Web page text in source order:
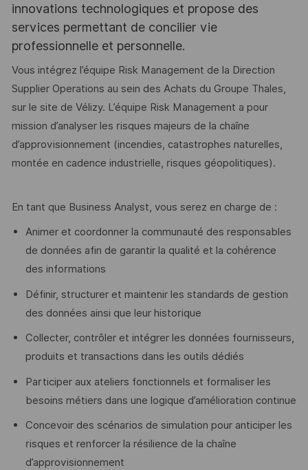
innovations technologiques et propose des
services permettant de concilier vie
professionnelle et personnelle.
Vous intégrez l’équipe Risk Management de la Direction
Supplier Operations au sein des Achats du Groupe Thales,
sur le site de Vélizy. L’équipe Risk Management a pour
mission d’analyser les risques majeurs de la chaîne
d’approvisionnement (incendies, catastrophes naturelles,
montée en cadence industrielle, risques géopolitiques).
En tant que Business Analyst, vous serez en charge de :
Animer et coordonner la communauté des responsables
de données afin de garantir la qualité et la cohérence
des informations
Définir, structurer et maintenir les standards de gestion
des données ainsi que leur historique
Collecter, contrôler et intégrer les données fournisseurs,
produits et transactions dans les outils dédiés
Participer aux ateliers fonctionnels et formaliser les
besoins métiers dans une logique d’amélioration continue
Concevoir des scénarios de simulation pour anticiper les
risques et renforcer la résilience de la chaîne
d’approvisionnement